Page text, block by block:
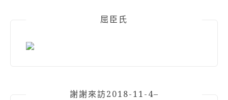
屈臣氏
謝謝來訪2018-11-4–